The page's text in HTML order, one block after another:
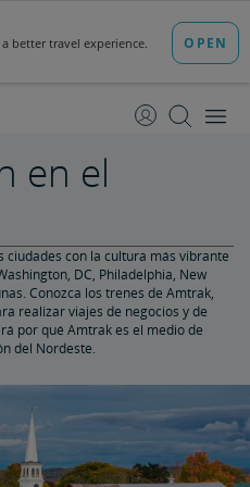
Contenido
Navegación
en el
con la cultura más vibrante
DC, Philadelphia, New
Conozca los trenes de Amtrak,
realizar viajes de negocios y de
por qué Amtrak es el medio de
del Nordeste.